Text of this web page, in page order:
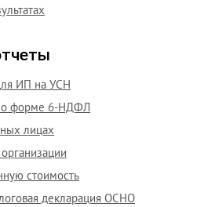
ИП на УСН
форме 6-НДФЛ
лицах
стоимость
декларация ОСНО